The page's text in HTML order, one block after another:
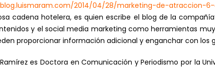
2014/04/28/marketing-de-atraccion-
cadena hotelera, es quien escribe el blog de la
y el social media marketing como herramientas
proporcionar información adicional y enganchar con los
es Doctora en Comunicación y Periodismo por la